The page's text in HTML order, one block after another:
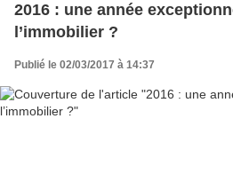
2016 : une année
l’immobilier ?
Publié le 02/03/2017 à 14:37